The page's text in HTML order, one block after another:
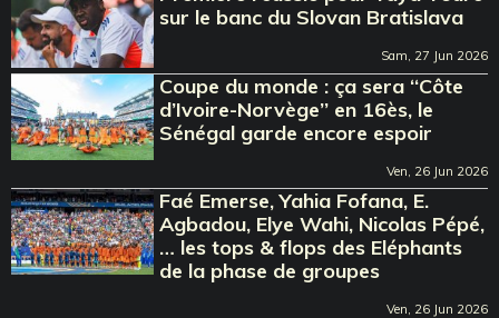
sur le banc du Slovan Bratislava
Sam, 27 Jun 2026
Coupe du monde : ça sera ‘‘Côte
d’Ivoire-Norvège’’ en 16ès, le
Sénégal garde encore espoir
Ven, 26 Jun 2026
Faé Emerse, Yahia Fofana, E.
Agbadou, Elye Wahi, Nicolas Pépé,
… les tops & flops des Eléphants
de la phase de groupes
Ven, 26 Jun 2026